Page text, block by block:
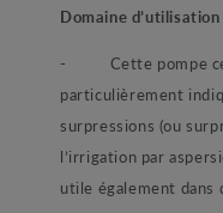
Domaine d’utilisation
- Cette pompe
particulièrement
surpressions (ou
l’irrigation par
utile également dans